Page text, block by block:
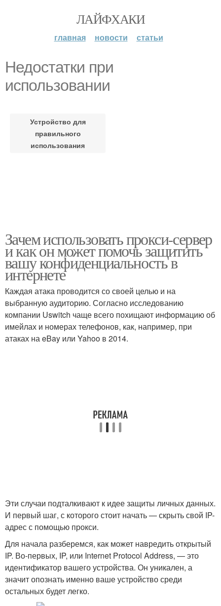
ЛАЙФХАКИ
главная новости статьи
Недостатки при
использовании
Устройство для
правильного
использования
Зачем использовать прокси-сервер
и как он может помочь защитить
вашу конфиденциальность в
интернете
Каждая атака проводится со своей целью и на
выбранную аудиторию. Согласно исследованию
компании Uswitch чаще всего похищают информацию об
имейлах и номерах телефонов, как, например, при
атаках на eBay или Yahoo в 2014.
Эти случаи подталкивают к идее защиты личных данных.
И первый шаг, с которого стоит начать — скрыть свой IP-
адрес с помощью прокси.
Для начала разберемся, как может навредить открытый
IP. Во-первых, IP, или Internet Protocol Address, — это
идентификатор вашего устройства. Он уникален, а
значит опознать именно ваше устройство среди
остальных будет легко.